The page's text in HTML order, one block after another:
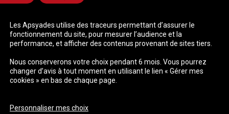
Prévention des conduites addictives
Pratique
Contactez-nous
Carte des sites
légales-Gestion des données personnelles
Les Apsyades utilise des traceurs permettant d’assurer le
fonctionnement du site, pour mesurer l’audience et la
performance, et afficher des contenus provenant de sites tiers.
Nous conserverons votre choix pendant 6 mois. Vous pourrez
changer d’avis à tout moment en utilisant le lien « Gérer mes
cookies » en bas de chaque page.
Personnaliser mes choix